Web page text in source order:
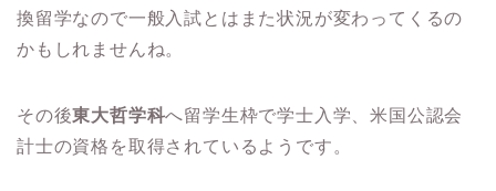
換留学なので一般入試とはまた状況が変わってくるの
かもしれませんね。
その後東大哲学科へ留学生枠で学士入学、米国公認会
計士の資格を取得されているようです。